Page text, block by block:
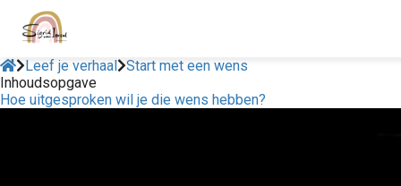
Leef je verhaal Start met een wens
Inhoudsopgave
Hoe uitgesproken wil je die wens hebben?